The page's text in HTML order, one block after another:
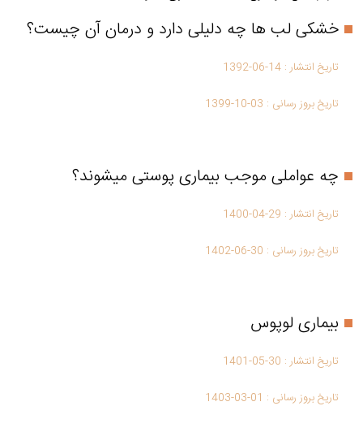
خشکی لب ها چه دلیلی دارد و درمان آن چیست؟
تاریخ انتشار : 1392-06-14
تاریخ بروز رسانی : 1399-10-03
چه عواملی موجب بیماری پوستی میشوند؟
تاریخ انتشار : 1400-04-29
تاریخ بروز رسانی : 1402-06-30
بیماری لوپوس
تاریخ انتشار : 1401-05-30
تاریخ بروز رسانی : 1403-03-01